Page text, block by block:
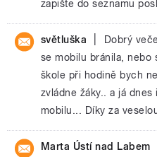
zapište do seznamu
světluška
Dobrý
se mobilu bránila, nebo
škole při hodině bych
zvládne žáky.. a já
mobilu... Díky za
Marta Ústí nad Labem